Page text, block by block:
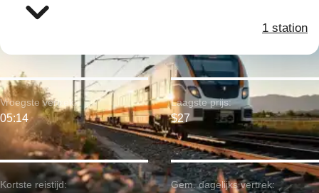
1 station
Kortste reistijd:
Vroegste vertrek:
05:14
Laagste prijs:
$27
Gem. dagelijks vertrek: